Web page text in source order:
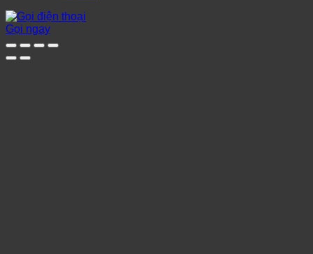
Gọi ngay